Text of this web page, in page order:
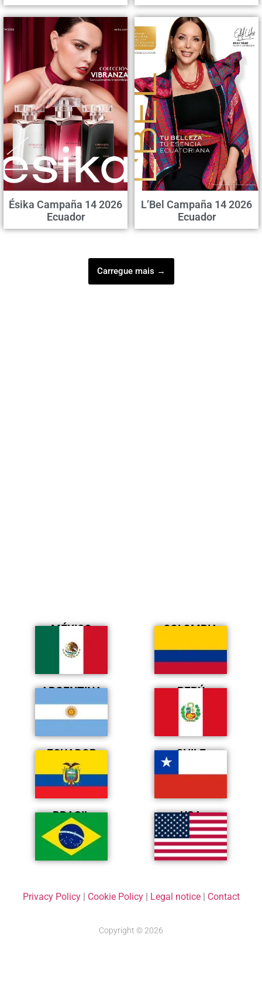
Ésika Campaña 14 2026
Ecuador
L’Bel Campaña 14 2026
Ecuador
Carregue mais →
MÉXICO COLOMBIA
ARGENTINA PERÚ
ECUADOR CHILE
BRASIL USA
Privacy Policy| Cookie Policy| Legal notice| Contact
Copyright © 2026